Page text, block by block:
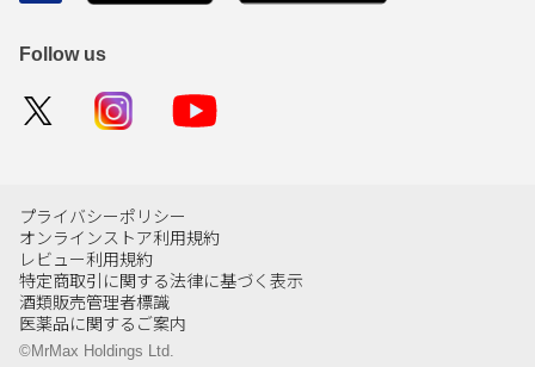
Follow us
プライバシーポリシー
オンラインストア利用規約
レビュー利用規約
特定商取引に関する法律に基づく表示
酒類販売管理者標識
医薬品に関するご案内
©MrMax Holdings Ltd.